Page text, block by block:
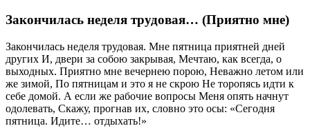
Закончилась неделя трудовая… (Приятно мне)
Закончилась неделя трудовая. Мне пятница приятней дней
других И, двери за собою закрывая, Мечтаю, как всегда, о
выходных. Приятно мне вечернею порою, Неважно летом или
же зимой, По пятницам и это я не скрою Не торопясь идти к
себе домой. А если же рабочие вопросы Меня опять начнут
одолевать, Скажу, прогнав их, словно это осы: «Сегодня
пятница. Идите… отдыхать!»